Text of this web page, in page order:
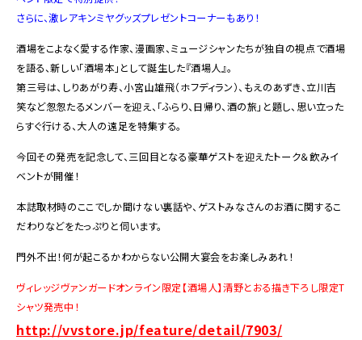
さらに、激レアキンミヤグッズプレゼントコーナーもあり！
酒場をこよなく愛する作家、漫画家、ミュージシャンたちが独自の視点で酒場
を語る、新しい「酒場本」として誕生した『酒場人』。
第三号は、しりあがり寿、小宮山雄飛（ホフディラン）、もえのあずき、立川吉
笑など怱怱たるメンバーを迎え、「ふらり、日帰り、酒の旅」と題し、思い立った
らすぐ行ける、大人の遠足を特集する。
今回その発売を記念して、三回目となる豪華ゲストを迎えたトーク＆飲みイ
ベントが開催！
本誌取材時のここでしか聞けない裏話や、ゲストみなさんのお酒に関するこ
だわりなどをたっぷりと伺います。
門外不出！何が起こるかわからない公開大宴会をお楽しみあれ！
ヴィレッジヴァンガードオンライン限定【酒場人】清野とおる描き下ろし限定T
シャツ発売中！
http://vvstore.jp/feature/detail/7903/